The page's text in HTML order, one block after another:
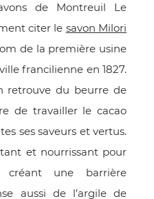
de Montreuil Le
citer le savon Milori
de la première usine
francilienne en 1827.
retrouve du beurre de
de travailler le cacao
ses saveurs et vertus.
et nourrissant pour
une barrière
aussi de l’argile de